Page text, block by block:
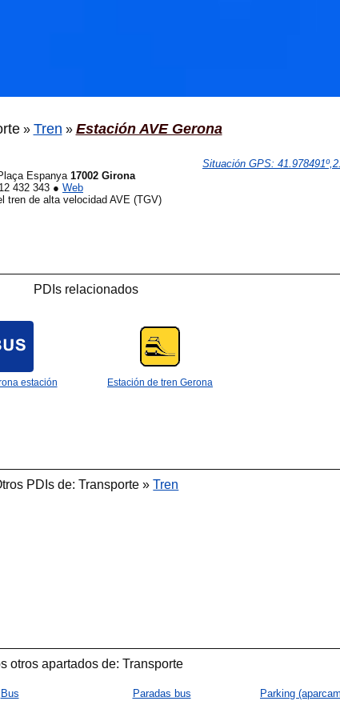
» Tren » Estación AVE Gerona
Situación GPS: 41.978491º,
Espanya 17002 Girona
432 343 ● Web
tren de alta velocidad AVE (TGV)
PDIs relacionados
estación Estación de tren Gerona
PDIs de: Transporte »Tren
otros apartados de: Transporte
Bus Paradas bus Parking